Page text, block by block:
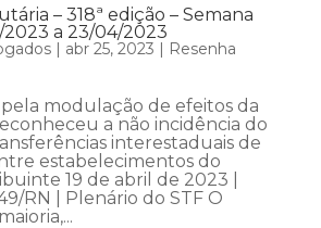
– 318ª edição – Semana
2023 a 23/04/2023
| abr 25, 2023 | Resenha
modulação de efeitos da
a não incidência do
interestaduais de
estabelecimentos do
19 de abril de 2023 |
RN | Plenário do STF O